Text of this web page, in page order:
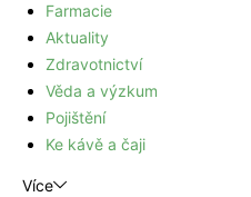
Farmacie
Aktuality
Zdravotnictví
Věda a výzkum
Pojištění
Ke kávě a čaji
Více